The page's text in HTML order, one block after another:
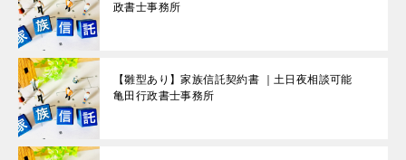
政書士事務所
【雛型あり】家族信託契約書 ｜土日夜相談可能
亀田行政書士事務所